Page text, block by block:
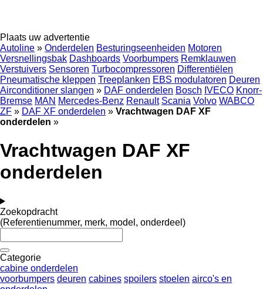
Plaats uw advertentie
Autoline » Onderdelen Besturingseenheiden Motoren
Versnellingsbak Dashboards Voorbumpers Remklauwen
Verstuivers Sensoren Turbocompressoren Differentiëlen
Pneumatische kleppen Treeplanken EBS modulatoren Deuren
Airconditioner slangen » DAF onderdelen Bosch IVECO Knorr-
Bremse MAN Mercedes-Benz Renault Scania Volvo WABCO
ZF » DAF XF onderdelen » Vrachtwagen DAF XF
onderdelen »
Vrachtwagen DAF XF
onderdelen
Zoekopdracht
(Referentienummer, merk, model, onderdeel)
Categorie
cabine onderdelen
voorbumpers deuren cabines spoilers stoelen airco's en